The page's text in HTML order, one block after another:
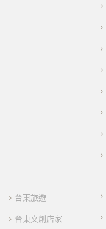
台東旅遊
台東文創店家